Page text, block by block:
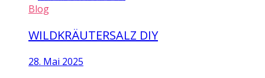
Blog
WILDKRÄUTERSALZ DIY
28. Mai 2025